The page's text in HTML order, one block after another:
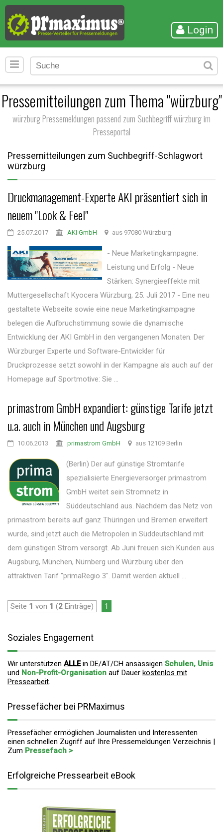
Login
Pressemitteilungen zum Thema "würzburg"
würzburg Pressemeldungen passend zum Suchbegriff würzburg im
Presseportal
Pressemitteilungen zum Suchbegriff-Schlagwort
würzburg
Druckmanagement-Experte AKI präsentiert sich in
neuem "Look & Feel"
25.07.2017 AKI GmbH aus 97080 Würzburg
- Neue Marketingkampagne:
Leistung und Erfolg - Neue
Stärken: Synergieeffekte mit
Muttergesellschaft Kyocera Würzburg, 25. Juli 2017 - Eine neu
gestaltete Webseite sowie eine neue Marketingkampagne
belegen die Aufbruchstimmung sowie die dynamische
Entwicklung der AKI GmbH in den vergangenen Monaten. Der
Würzburger Experte und Software-Entwickler für
Druckprozesse setzt sowohl in der Kampagne als auch auf der
Homepage auf Sportmotive: Sie ...
primastrom GmbH expandiert: günstige Tarife jetzt
u.a. auch in München und Augsburg
10.06.2013 primastrom GmbH aus 12109 Berlin
(Berlin) Der auf günstige Stromtarife
spezialisierte Energieversorger primastrom
GmbH weitet sein Stromnetz in
Süddeutschland aus. Nachdem das Netz von
primastrom bereits auf ganz Thüringen und Bremen erweitert
wurde, sind jetzt auch die Metropolen in Süddeutschland mit
dem günstigen Strom versorgt. Ab Juni freuen sich Kunden aus
Augsburg, München, Nürnberg und Würzburg über den
attraktiven Tarif "primaRegio 3". Damit werden aktuell ...
Seite 1 von 1 (2 Einträge) 1
Soziales Engagement
Wir unterstützen ALLEin DE/AT/CH ansässigen Schulen, Unis
und Non-Profit-Organisation auf Dauer kostenlos mit
Pressearbeit.
Pressefächer bei PRMaximus
Pressefächer ermöglichen Journalisten und Interessenten
einen schnellen Zugriff auf Ihre Pressemeldungen Verzeichnis |
Zum Pressefach >
Erfolgreiche Pressearbeit eBook